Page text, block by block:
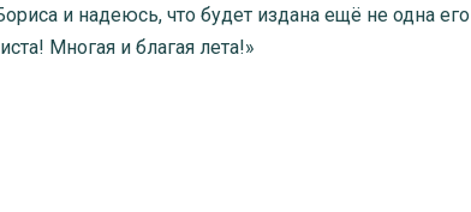
и надеюсь, что будет издана ещё не одна его
Многая и благая лета!»